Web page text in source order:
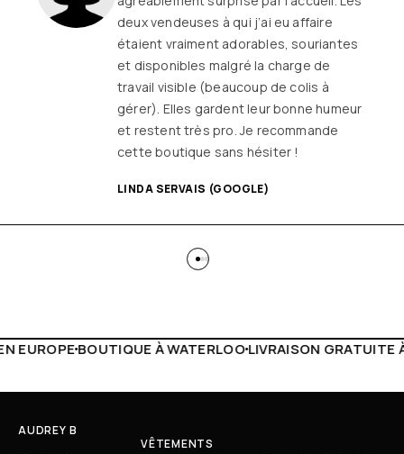
vêtements sont de qualité, tendances
et originaux pour différentes
morphologies
et ça fait très
longtemps que j’y vais (depuis le début
ou quasiment) J’adore y faire un tour et
on ne sort jamais (ou presque) sans rien
LIVRAISON GRATUITE À PARTIR DE 150€LIVE
AUDREY B
VÊTEMENTS